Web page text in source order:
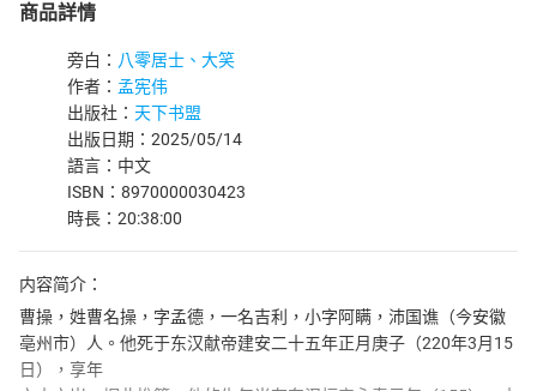
商品詳情
旁白： 八零居士、大笑
作者： 孟宪伟
出版社： 天下书盟
出版日期：2025/05/14
語言：中文
ISBN：8970000030423
時長：20:38:00
内容简介：
曹操，姓曹名操，字孟德，一名吉利，小字阿瞒，沛国谯（今安徽
亳州市）人。他死于东汉献帝建安二十五年正月庚子（220年3月15
日），享年